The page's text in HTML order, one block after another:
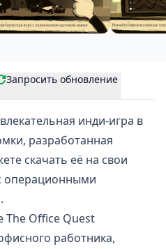
Запросить обновление
инди-игра в
разработанная
скачать её на свои
операционными
The Office Quest
работника,